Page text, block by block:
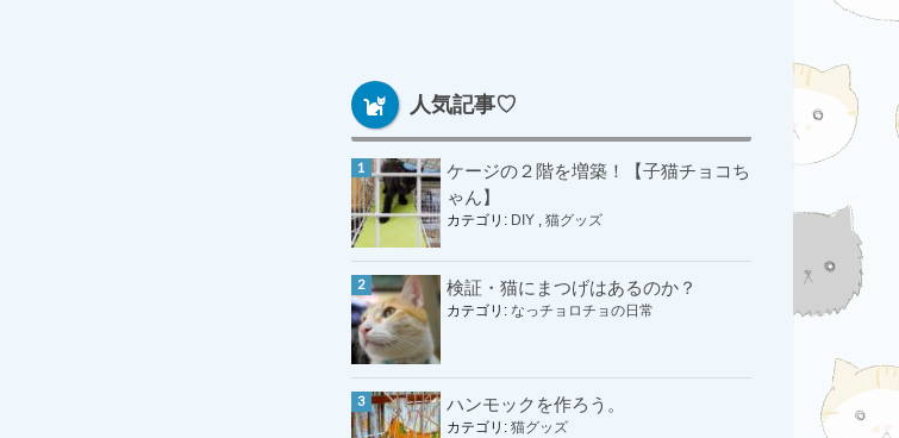
人気記事♡
ケージの２階を増築！【子猫チョコち
ゃん】
カテゴリ: DIY 猫グッズ
検証・猫にまつげはあるのか？
カテゴリ: なっチョロチョの日常
ハンモックを作ろう。
カテゴリ: 猫グッズ